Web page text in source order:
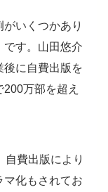
いくつかあり
です。山田悠介
後に自費出版を
万部を超え
自費出版により
マ化もされてお